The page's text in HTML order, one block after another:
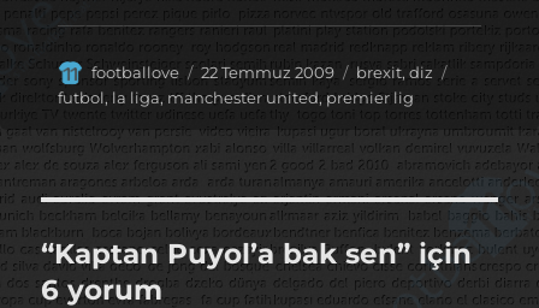
Yazar
footballove
Yayın
tarihi
22 Temmuz 2009 Kategoriler
brexit, diz
futbol, la liga, manchester united, premier lig
“Kaptan Puyol’a bak sen” için
6 yorum